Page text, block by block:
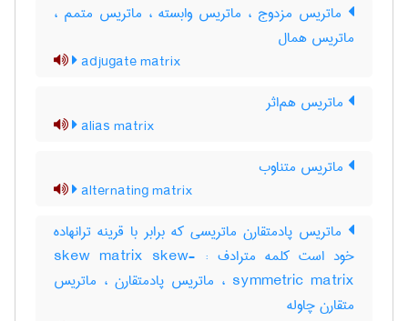
ماتریس مزدوج ، ماتریس وابسته ، ماتریس متمم ،
ماتریس همال
adjugate matrix
ماتریس هم‌اثر
alias matrix
ماتریس متناوب
alternating matrix
ماتریس پادمتقارن ماتریسی که برابر با قرینه ترانهاده
خود است کلمه مترادف : skew matrix skew-
symmetric matrix ، ماتریس پادمتقارن ، ماتریس
متقارن چاوله